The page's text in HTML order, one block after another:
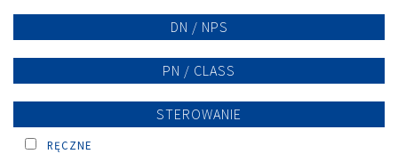
DN / NPS
PN / CLASS
STEROWANIE
RĘCZNE